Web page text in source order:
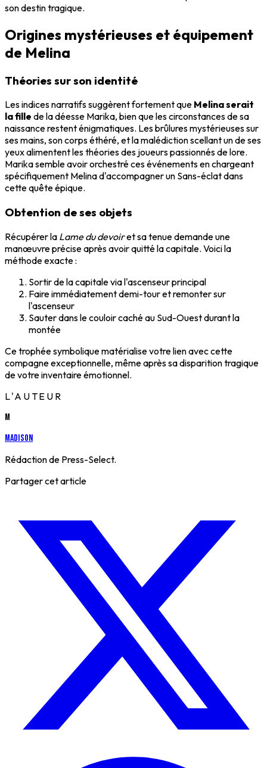
son destin tragique.
Origines mystérieuses et équipement
de Melina
Théories sur son identité
Les indices narratifs suggèrent fortement que Melina serait
la fille de la déesse Marika, bien que les circonstances de sa
naissance restent énigmatiques. Les brûlures mystérieuses sur
ses mains, son corps éthéré, et la malédiction scellant un de ses
yeux alimentent les théories des joueurs passionnés de lore.
Marika semble avoir orchestré ces événements en chargeant
spécifiquement Melina d'accompagner un Sans-éclat dans
cette quête épique.
Obtention de ses objets
Récupérer la Lame du devoiret sa tenue demande une
manœuvre précise après avoir quitté la capitale. Voici la
méthode exacte :
Sortir de la capitale via l'ascenseur principal
Faire immédiatement demi-tour et remonter sur
l'ascenseur
Sauter dans le couloir caché au Sud-Ouest durant la
montée
Ce trophée symbolique matérialise votre lien avec cette
compagne exceptionnelle, même après sa disparition tragique
de votre inventaire émotionnel.
L'AUTEUR
M
Madison
Rédaction de Press-Select.
Partager cet article